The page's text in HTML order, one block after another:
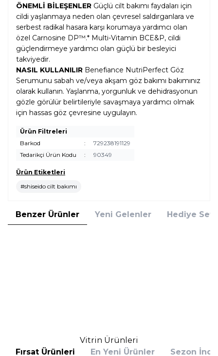
ÖNEMLİ BİLEŞENLER Güçlü cilt bakımı faydaları için
cildi yaşlanmaya neden olan çevresel saldırganlara ve
serbest radikal hasara karşı korumaya yardımcı olan
özel Carnosine DP™.* Multi-Vitamin BCE&P, cildi
güçlendirmeye yardımcı olan güçlü bir besleyici
takviyedir.
NASIL KULLANILIR Benefiance NutriPerfect Göz
Serumunu sabah ve/veya akşam göz bakımı bakımınız
olarak kullanın. Yaşlanma, yorgunluk ve dehidrasyonun
gözle görülür belirtileriyle savaşmaya yardımcı olmak
için hassas göz çevresine uygulayın.
Ürün Filtreleri
Barkod
:
729238191129
Tedarikçi Ürün Kodu
: 90349
Ürün Etiketleri
#shiseido cilt bakımı
Benzer Ürünler Yeni Gelenler Hediye
Vitrin Ürünleri
Fırsat Ürünleri
En Yeni Ürünler Sezon